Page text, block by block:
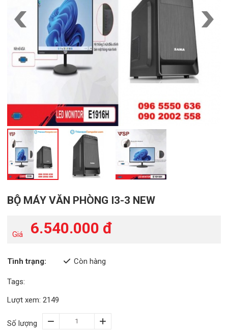
BỘ MÁY VĂN PHÒNG I3-3 NEW
Giá 6.540.000 đ
Tình trạng: Còn hàng
Tags:
Lượt xem: 2149
Số lượng